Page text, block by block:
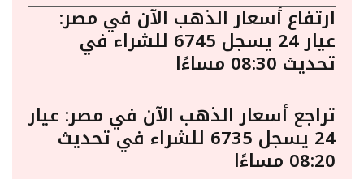
ارتفاع أسعار الذهب الآن في مصر:
عيار 24 يسجل 6745 للشراء في
تحديث 08:30 مساءًا
تراجع أسعار الذهب الآن في مصر: عيار
24 يسجل 6735 للشراء في تحديث
08:20 مساءًا